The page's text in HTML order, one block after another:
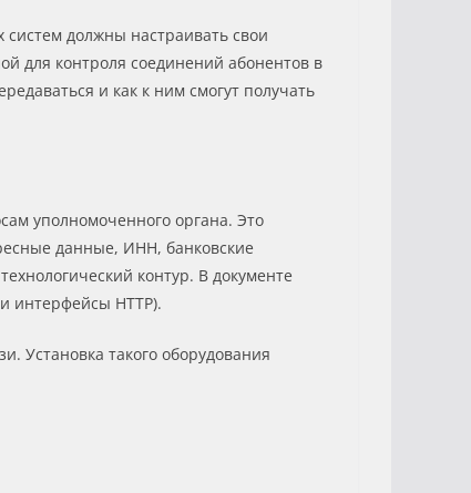
должны настраивать свои
для контроля соединений абонентов в
и как к ним смогут получать
уполномоченного органа. Это
данные, ИНН, банковские
контур. В документе
интерфейсы HTTP).
Установка такого оборудования